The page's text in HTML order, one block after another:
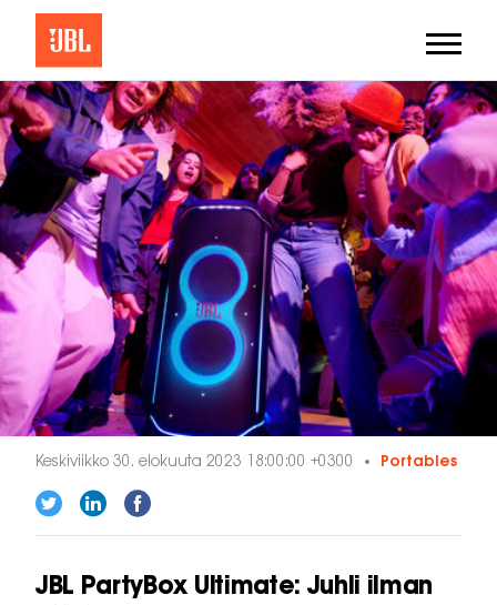
Keskiviikko 30. elokuuta 2023 18:00:00 +0300 Portables
JBL PartyBox Ultimate: Juhli ilman